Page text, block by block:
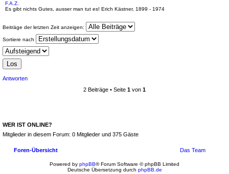
F.A.Z.
Es gibt nichts Gutes, ausser man tut es! Erich Kästner, 1899 - 1974
Beiträge der letzten Zeit anzeigen:
Sortiere nach
Antworten
2 Beiträge • Seite 1 von 1
WER IST ONLINE?
Mitglieder in diesem Forum: 0 Mitglieder und 375 Gäste
Foren-Übersicht Das Team
Powered by phpBB® Forum Software © phpBB Limited
Deutsche Übersetzung durch phpBB.de